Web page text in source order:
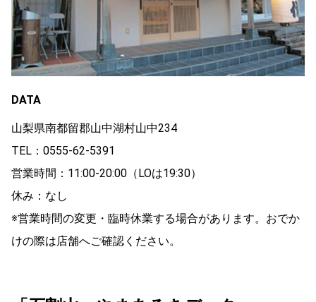
DATA
山梨県南都留郡山中湖村山中234
TEL：0555-62-5391
営業時間：11:00‐20:00（LOは19:30）
休み：なし
※営業時間の変更・臨時休業する場合があります。おでか
けの際は店舗へご確認ください。